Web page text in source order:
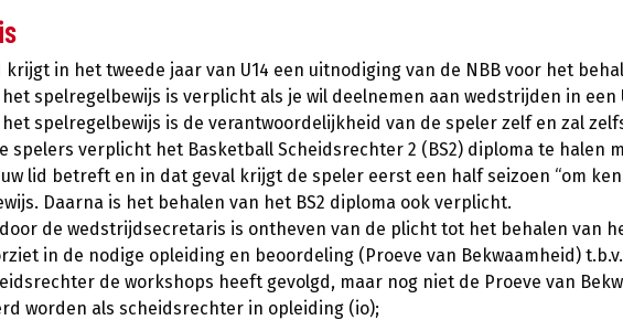
in het tweede jaar van U14 een uitnodiging van de NBB voor het
spelregelbewijs is verplicht als je wil deelnemen aan wedstrijden in een
spelregelbewijs is de verantwoordelijkheid van de speler zelf en zal
spelers verplicht het Basketball Scheidsrechter 2 (BS2) diploma te halen
lid betreft en in dat geval krijgt de speler eerst een half seizoen “om
Daarna is het behalen van het BS2 diploma ook verplicht.
de wedstrijdsecretaris is ontheven van de plicht tot het behalen van
in de nodige opleiding en beoordeling (Proeve van Bekwaamheid)
de workshops heeft gevolgd, maar nog niet de Proeve van
worden als scheidsrechter in opleiding (io);